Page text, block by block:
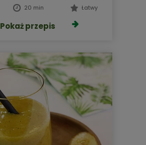
20 min Łatwy
Pokaż przepis